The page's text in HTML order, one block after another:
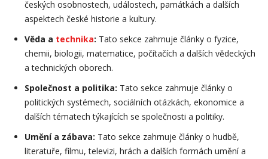
českých osobnostech, událostech, památkách a dalších
aspektech české historie a kultury.
Věda a technika: Tato sekce zahrnuje články o fyzice,
chemii, biologii, matematice, počítačích a dalších vědeckých
a technických oborech.
Společnost a politika: Tato sekce zahrnuje články o
politických systémech, sociálních otázkách, ekonomice a
dalších tématech týkajících se společnosti a politiky.
Umění a zábava: Tato sekce zahrnuje články o hudbě,
literatuře, filmu, televizi, hrách a dalších formách umění a